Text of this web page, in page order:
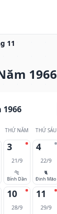
11
1966
1966
THỨ NĂM THỨ SÁU
3
21/9
🐅
Bính Dần
4
22/9
🐈
Đinh Mão
10
28/9
11
29/9